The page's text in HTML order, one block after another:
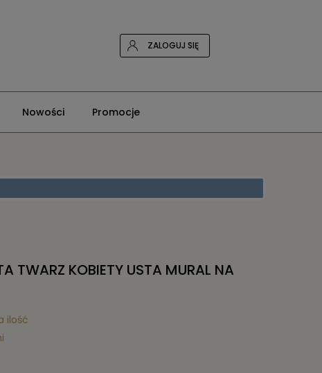
ZALOGUJ SIĘ
Nowości Promocje
TWARZ KOBIETY USTA MURAL NA
ilość